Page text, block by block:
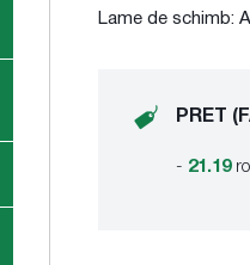
Lame de schimb:
PRET
- 21.19